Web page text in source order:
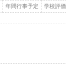
年間行事予定 学校評価